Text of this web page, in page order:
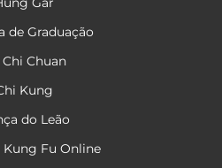
de Graduação
Chi Chuan
Kung
do Leão
Kung Fu Online